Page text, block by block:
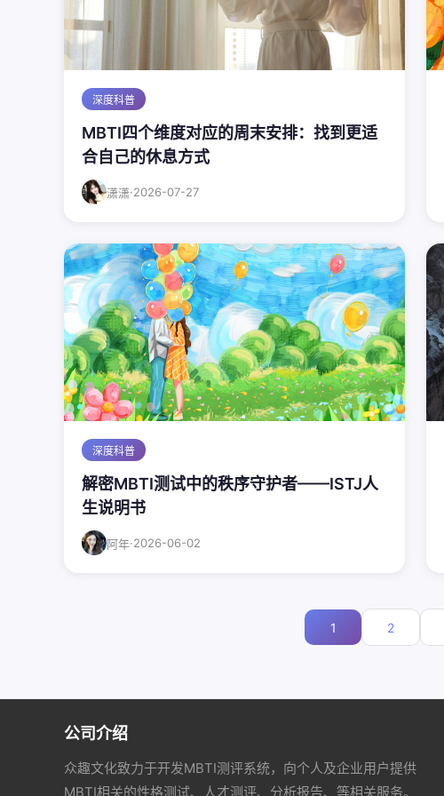
深度科普
MBTI四个维度对应的周末安排：找到更适
合自己的休息方式
潇潇·2026-07-27
深度科普
解密MBTI测试中的秩序守护者——ISTJ人
生说明书
阿年·2026-06-02
1 2
公司介绍
众趣文化致力于开发MBTI测评系统，向个人及企业用户提供
MBTI相关的性格测试、人才测评、分析报告、等相关服务。